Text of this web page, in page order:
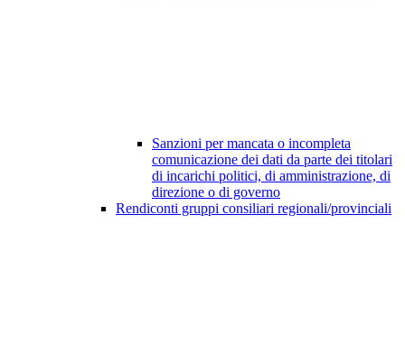
Sanzioni per mancata o incompleta
comunicazione dei dati da parte dei titolari
di incarichi politici, di amministrazione, di
direzione o di governo
Rendiconti gruppi consiliari regionali/provinciali